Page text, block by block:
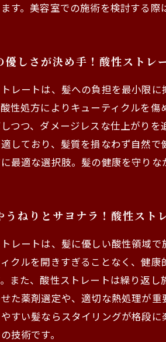
す。美容室での施術を検討する
優しさが決め手！酸性ストレ
レートは、髪への負担を最小限
性処方によりキューティクルを
つつ、ダメージレスな仕上がり
しており、髪質を損なわず自然
最適な選択肢。髪の健康を守り
うねりとサヨナラ！酸性スト
レートは、髪に優しい酸性領域
クルを開きすぎることなく、健
また、酸性ストレートは繰り返
た薬剤選定や、適切な熱処理が
すい髪ならスタイリングが格段
技術です。